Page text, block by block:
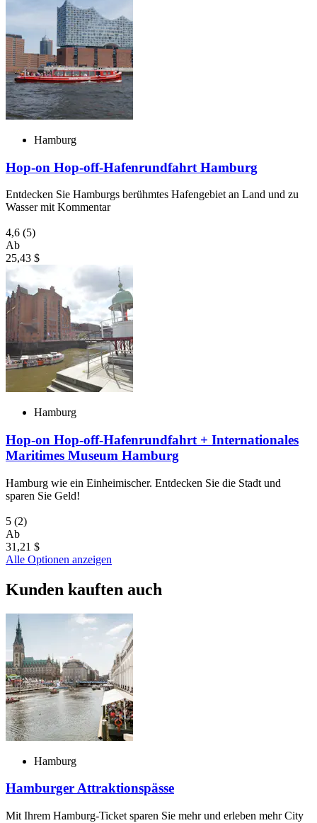
Hamburg
Hop-on Hop-off-Hafenrundfahrt Hamburg
Entdecken Sie Hamburgs berühmtes Hafengebiet an Land und zu
Wasser mit Kommentar
4,6 (5)
Ab
25,43 $
Hamburg
Hop-on Hop-off-Hafenrundfahrt + Internationales
Maritimes Museum Hamburg
Hamburg wie ein Einheimischer. Entdecken Sie die Stadt und
sparen Sie Geld!
5 (2)
Ab
31,21 $
Alle Optionen anzeigen
Kunden kauften auch
Hamburg
Hamburger Attraktionspässe
Mit Ihrem Hamburg-Ticket sparen Sie mehr und erleben mehr City